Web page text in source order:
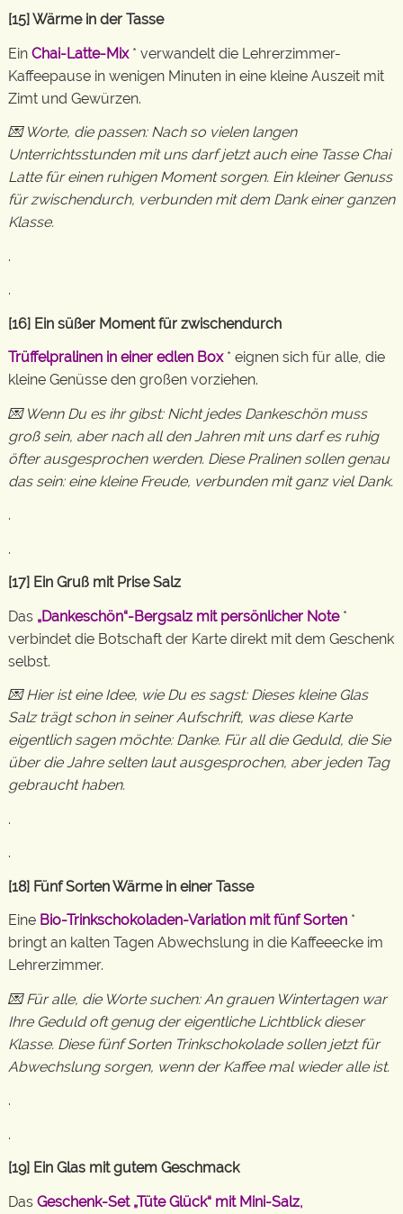
[15] Wärme in der Tasse
Ein Chai-Latte-Mix * verwandelt die Lehrerzimmer-
Kaffeepause in wenigen Minuten in eine kleine Auszeit mit
Zimt und Gewürzen.
💌 Worte, die passen: Nach so vielen langen
Unterrichtsstunden mit uns darf jetzt auch eine Tasse Chai
Latte für einen ruhigen Moment sorgen. Ein kleiner Genuss
für zwischendurch, verbunden mit dem Dank einer ganzen
Klasse.
.
.
[16] Ein süßer Moment für zwischendurch
Trüffelpralinen in einer edlen Box * eignen sich für alle, die
kleine Genüsse den großen vorziehen.
💌 Wenn Du es ihr gibst: Nicht jedes Dankeschön muss
groß sein, aber nach all den Jahren mit uns darf es ruhig
öfter ausgesprochen werden. Diese Pralinen sollen genau
das sein: eine kleine Freude, verbunden mit ganz viel Dank.
.
.
[17] Ein Gruß mit Prise Salz
Das „Dankeschön“-Bergsalz mit persönlicher Note *
verbindet die Botschaft der Karte direkt mit dem Geschenk
selbst.
💌 Hier ist eine Idee, wie Du es sagst: Dieses kleine Glas
Salz trägt schon in seiner Aufschrift, was diese Karte
eigentlich sagen möchte: Danke. Für all die Geduld, die Sie
über die Jahre selten laut ausgesprochen, aber jeden Tag
gebraucht haben.
.
.
[18] Fünf Sorten Wärme in einer Tasse
Eine Bio-Trinkschokoladen-Variation mit fünf Sorten *
bringt an kalten Tagen Abwechslung in die Kaffeeecke im
Lehrerzimmer.
💌 Für alle, die Worte suchen: An grauen Wintertagen war
Ihre Geduld oft genug der eigentliche Lichtblick dieser
Klasse. Diese fünf Sorten Trinkschokolade sollen jetzt für
Abwechslung sorgen, wenn der Kaffee mal wieder alle ist.
.
.
[19] Ein Glas mit gutem Geschmack
Das Geschenk-Set „Tüte Glück“ mit Mini-Salz,